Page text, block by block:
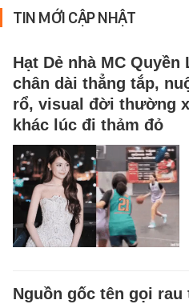
TIN MỚI CẬP NHẬT
Hạt Dẻ nhà MC
chân dài thẳng tắp,
rổ, visual đời thường
khác lúc đi thảm đỏ
Nguồn gốc tên gọi rau